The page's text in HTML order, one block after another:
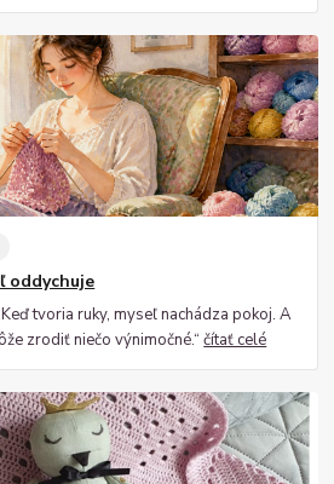
oddychuje
tvoria ruky, myseľ nachádza pokoj. A
zrodiť niečo výnimočné.“čítať celé